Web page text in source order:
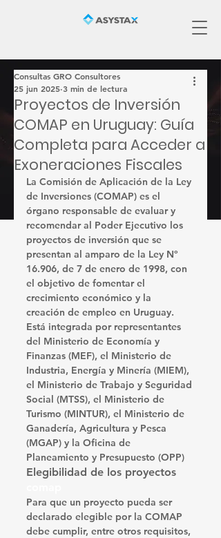
Proyectos de Inversión
COMAP en Uruguay: Guía
Completa para Acceder a
Exoneraciones Fiscales
Consultas GRO Consultores
25 jun 2025 3 min de lectura
La Comisión de Aplicación de la Ley
de Inversiones (COMAP) es el
órgano responsable de evaluar y
recomendar al Poder Ejecutivo los
proyectos de inversión que se
presentan al amparo de la Ley Nº
16.906, de 7 de enero de 1998, con
el objetivo de fomentar el
crecimiento económico y la
creación de empleo en Uruguay.
Está integrada por representantes
del Ministerio de Economía y
Finanzas (MEF), el Ministerio de
Industria, Energía y Minería (MIEM),
el Ministerio de Trabajo y Seguridad
Social (MTSS), el Ministerio de
Turismo (MINTUR), el Ministerio de
Ganadería, Agricultura y Pesca
(MGAP) y la Oficina de
Planeamiento y Presupuesto (OPP)
Elegibilidad de los proyectos
Para que un proyecto pueda ser
declarado elegible por la COMAP
debe cumplir, entre otros requisitos,